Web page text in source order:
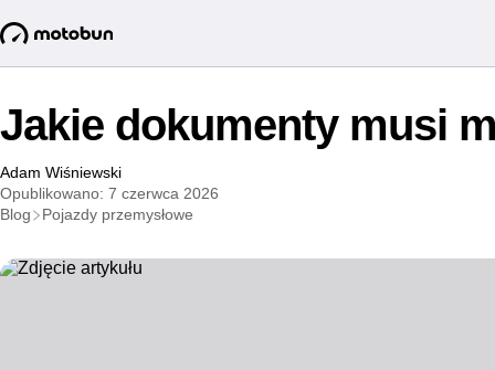
Jakie dokumenty musi
Adam Wiśniewski
Opublikowano: 7 czerwca 2026
Blog
Pojazdy przemysłowe